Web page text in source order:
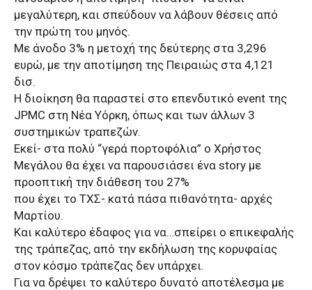
μεγαλύτερη, και σπεύδουν να λάβουν θέσεις από
την πρώτη του μηνός.
Με άνοδο 3% η μετοχή της δεύτερης στα 3,296
ευρώ, με την αποτίμηση της Πειραιώς στα 4,121
δισ.
Η διοίκηση θα παραστεί στο επενδυτικό event της
JPMC στη Νέα Υόρκη, όπως και των άλλων 3
συστημικών τραπεζών.
Εκεί- στα πολύ “γερά πορτοφόλια” ο Χρήστος
Μεγάλου θα έχει να παρουσιάσει ένα story με
προοπτική την διάθεση του 27%
που έχει το ΤΧΣ- κατά πάσα πιθανότητα- αρχές
Μαρτίου.
Και καλύτερο έδαφος για να…σπείρει ο επικεφαλής
της τράπεζας, από την εκδήλωση της κορυφαίας
στον κόσμο τράπεζας δεν υπάρχει.
Για να δρέψει το καλύτερο δυνατό αποτέλεσμα με